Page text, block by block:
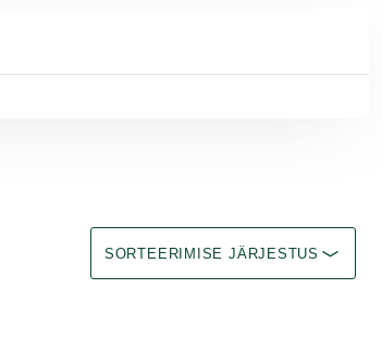
SORTEERIMISE JÄRJESTUS